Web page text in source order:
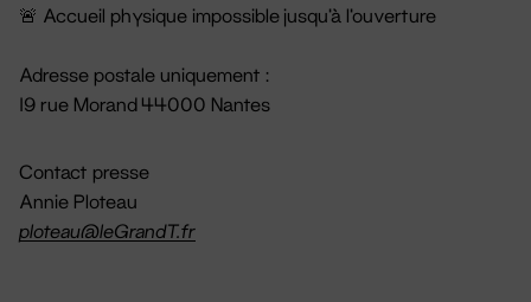
🚨 Accueil physique impossible jusqu'à l'ouverture
Adresse postale uniquement :
19 rue Morand 44000 Nantes
Contact presse
Annie Ploteau
ploteau@leGrandT.fr